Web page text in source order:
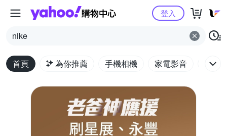
Yahoo購物中心
nike
登入
首頁 為你推薦 手機相機 家電影音 電腦